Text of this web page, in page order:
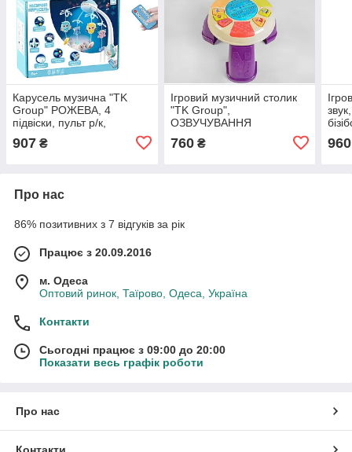
Карусель музична "TK
Group" РОЖЕВА, 4
підвіски, пульт р/к,
мелодії, звуки, колискова
907 ₴
Ігровий музичний столик
"TK Group",
ОЗВУЧУВАННЯ
УКРАЇНСЬКОЮ МОВОЮ,
підсвічування, звуки, 2
760₴ 960
Про нас
86% позитивних з 7 відгуків за рік
Працює з 20.09.2016
м. Одеса
Оптовий ринок, Таїрово, Одеса, Україна
Контакти
Сьогодні працює з 09:00 до 20:00
Показати весь графік роботи
Про нас